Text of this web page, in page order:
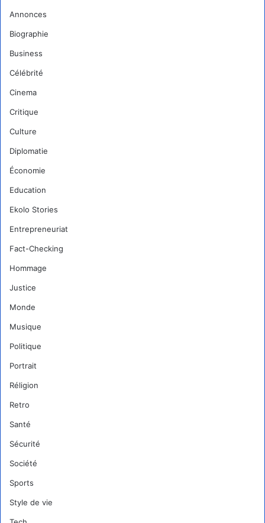
Annonces
Biographie
Business
Célébrité
Cinema
Critique
Culture
Diplomatie
Économie
Education
Ekolo Stories
Entrepreneuriat
Fact-Checking
Hommage
Justice
Monde
Musique
Politique
Portrait
Réligion
Retro
Santé
Sécurité
Société
Sports
Style de vie